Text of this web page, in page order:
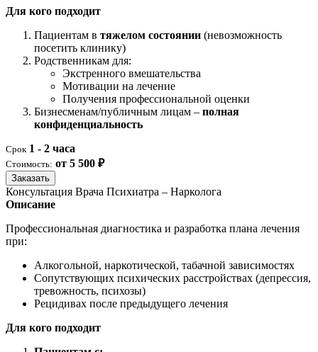
Для кого подходит
Пациентам в тяжелом состоянии (невозможность
посетить клинику)
Родственникам для:
Экстренного вмешательства
Мотивации на лечение
Получения профессиональной оценки
Бизнесменам/публичным лицам – полная
конфиденциальность
Срок 1 - 2 часа
Стоимость: от 5 500 ₽
Заказать
Консультация Врача Психиатра – Нарколога
Описание
Профессиональная диагностика и разработка плана лечения
при:
Алкогольной, наркотической, табачной зависимостях
Сопутствующих психических расстройствах (депрессия,
тревожность, психозы)
Рецидивах после предыдущего лечения
Для кого подходит